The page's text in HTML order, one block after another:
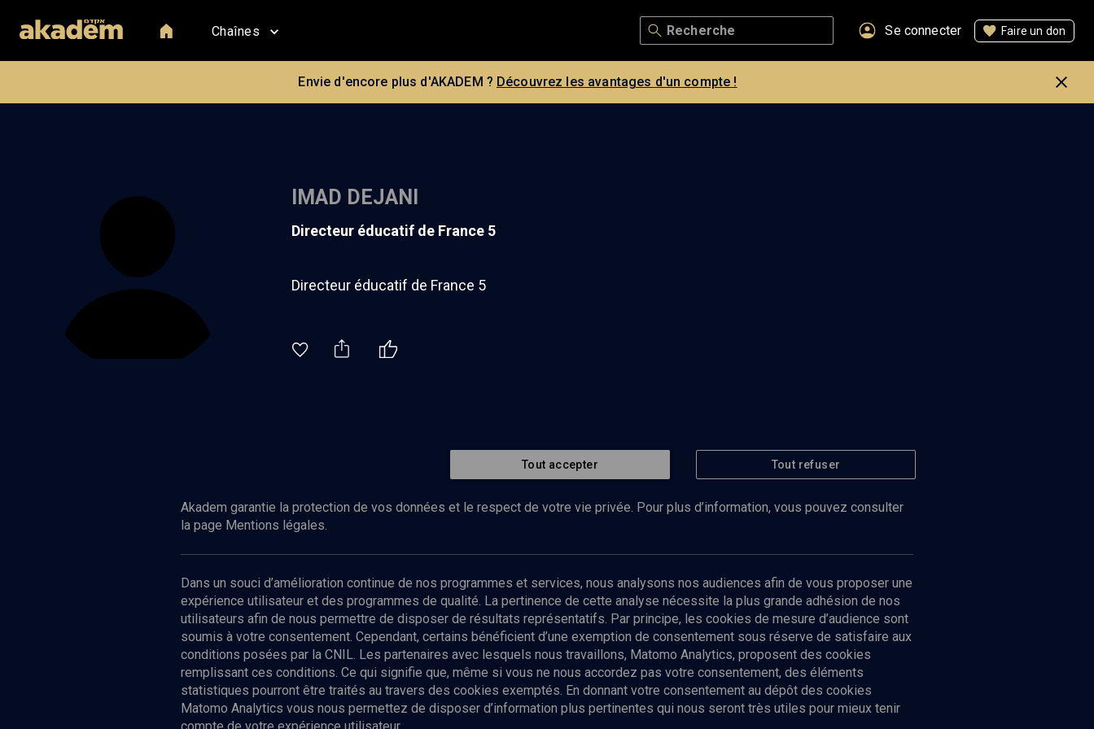
Chaînes Se connecter Faire un don
Envie d'encore plus d'AKADEM ? Découvrez les avantages d'un compte !
IMAD DEJANI
Directeur éducatif de France 5
Directeur éducatif de France 5
Abonnez-vous à notre newsletter
Envoyer
Tout accepter Tout refuser
Akadem garantie la protection de vos données et le respect de votre vie privée. Pour plus d’information, vous pouvez consulter
la page Mentions légales.
Dans un souci d’amélioration continue de nos programmes et services, nous analysons nos audiences afin de vous proposer une
expérience utilisateur et des programmes de qualité. La pertinence de cette analyse nécessite la plus grande adhésion de nos
utilisateurs afin de nous permettre de disposer de résultats représentatifs. Par principe, les cookies de mesure d’audience sont
soumis à votre consentement. Cependant, certains bénéficient d’une exemption de consentement sous réserve de satisfaire aux
conditions posées par la CNIL. Les partenaires avec lesquels nous travaillons, Matomo Analytics, proposent des cookies
remplissant ces conditions. Ce qui signifie que, même si vous ne nous accordez pas votre consentement, des éléments
statistiques pourront être traités au travers des cookies exemptés. En donnant votre consentement au dépôt des cookies
Matomo Analytics vous nous permettez de disposer d’information plus pertinentes qui nous seront très utiles pour mieux tenir